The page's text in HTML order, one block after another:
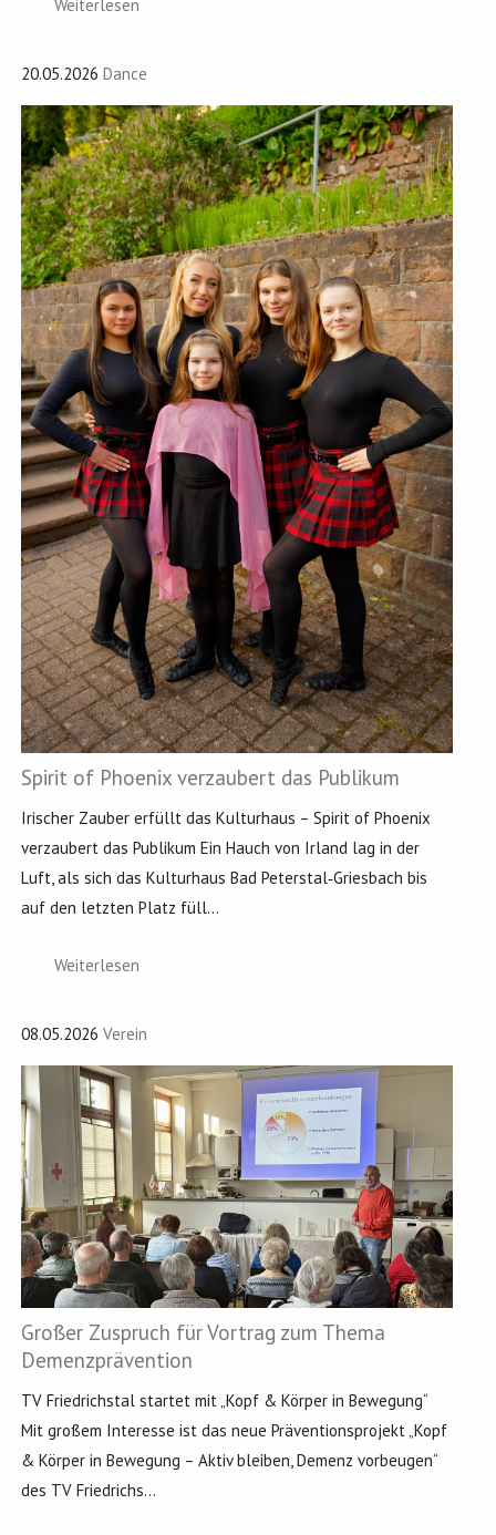
Weiterlesen
20.05.2026 Dance
Spirit of Phoenix verzaubert das Publikum
Irischer Zauber erfüllt das Kulturhaus – Spirit of Phoenix
verzaubert das Publikum Ein Hauch von Irland lag in der
Luft, als sich das Kulturhaus Bad Peterstal‑Griesbach bis
auf den letzten Platz füll...
Weiterlesen
08.05.2026 Verein
Großer Zuspruch für Vortrag zum Thema
Demenzprävention
TV Friedrichstal startet mit „Kopf & Körper in Bewegung“
Mit großem Interesse ist das neue Präventionsprojekt „Kopf
& Körper in Bewegung – Aktiv bleiben, Demenz vorbeugen“
des TV Friedrichs...